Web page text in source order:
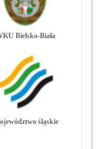
Bielsko-Biała
śląskie